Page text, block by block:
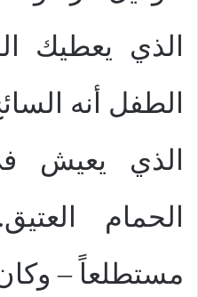
الذي يعطيك
الطفل أنه
الذي يعيش
الحمام
مستطلعاً – وكان